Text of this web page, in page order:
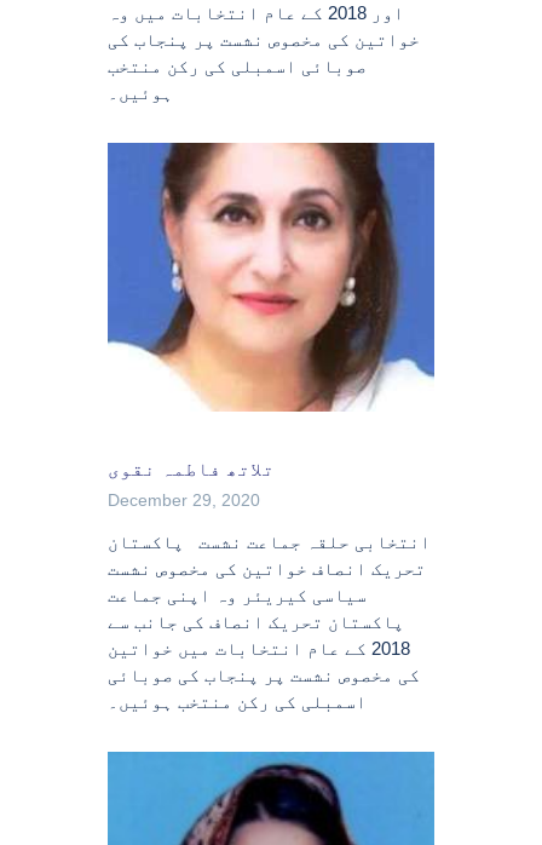
اور 2018 کے عام انتخابات میں وہ
خواتین کی مخصوص نشست پر پنجاب کی
صوبائی اسمبلی کی رکن منتخب
ہوئیں۔
تلاتھ فاطمہ نقوی
December 29, 2020
انتخابی حلقہ جماعت نشست پاکستان
تحریک انصاف خواتین کی مخصوص نشست
سیاسی کیریئر وہ اپنی جماعت
پاکستان تحریک انصاف کی جانب سے
2018 کے عام انتخابات میں خواتین
کی مخصوص نشست پر پنجاب کی صوبائی
اسمبلی کی رکن منتخب ہوئیں۔